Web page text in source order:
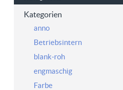
Kategorien
anno
Betriebsintern
blank-roh
engmaschig
Farbe